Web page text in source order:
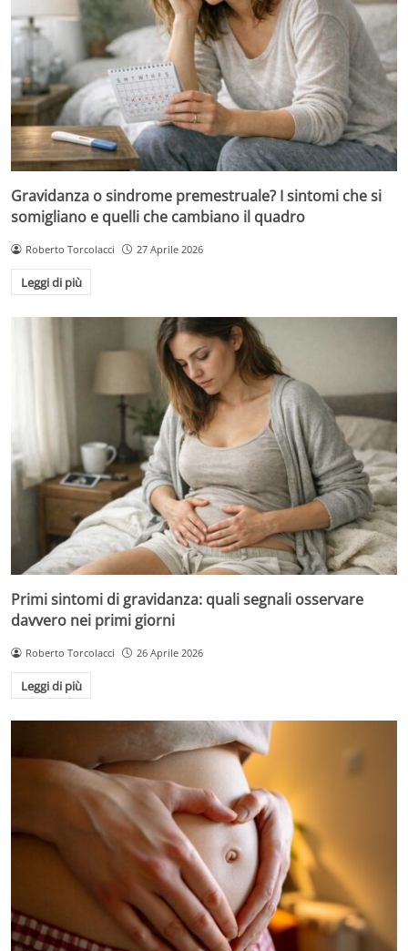
Gravidanza o sindrome premestruale? I sintomi che si
somigliano e quelli che cambiano il quadro
Roberto Torcolacci 27 Aprile 2026
Leggi di più
Primi sintomi di gravidanza: quali segnali osservare
davvero nei primi giorni
Roberto Torcolacci 26 Aprile 2026
Leggi di più